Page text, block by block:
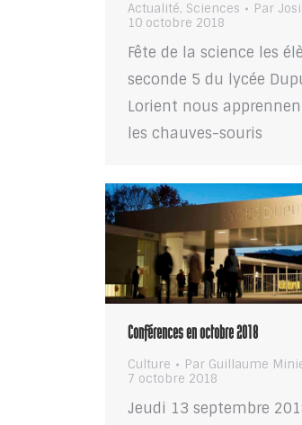
Actualité, Sciences Par
10 octobre 2018
Fête de la science les
seconde 5 du lycée
Lorient nous
les chauves-souris
Conférences en octobre 2018
Culture Par Guillaume
7 octobre 2018
Jeudi 13 septembre